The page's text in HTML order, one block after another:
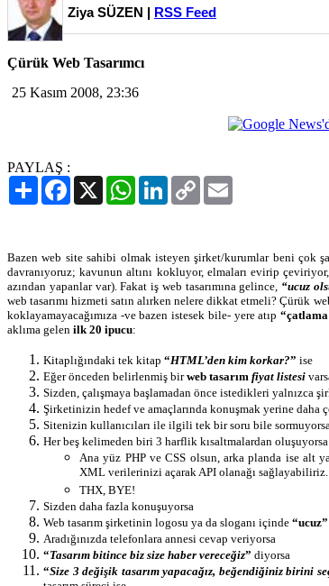
Ziya SÜZEN | RSS Feed
Çürük Web Tasarımcı
25 Kasım 2008, 23:36
PAYLAŞ :
PaylaşFacebook
X WhatsAppLinkedIn
Copy
Link
Bazen web site sahibi olmak isteyen şirket/kurumlar beni çok
davranıyoruz; kavunun altını kokluyor, elmaları evirip
azından yapanlar var). Fakat iş web tasarımına gelince, “ucuz
web tasarımı hizmeti satın alırken nelere dikkat etmeli? Çürük
koklayamayacağımıza -ve bazen istesek bile- yere atıp
aklıma gelen ilk 20 ipucu:
Kitaplığındaki tek kitap “HTML’den kim korkar?” ise
Eğer önceden belirlenmiş birweb tasarım fiyat listesi
Sizden, çalışmaya başlamadan önce istedikleri yalnızca
Şirketinizin hedef ve amaçlarında konuşmak yerine
Sitenizin kullanıcıları ile ilgili tek bir soru bile
Her beş kelimeden biri 3 harflik kısaltmalardan oluşuyorsa
Ana yüz PHP ve CSS olsun, arka planda ise alt
XML verilerinizi açarak API olanağı
THX, BYE!
Sizden daha fazla konuşuyorsa
Web tasarım şirketinin logosu ya da sloganı içinde “ucuz”
Aradığınızda telefonlara annesi cevap veriyorsa
“Tasarım bitince biz size haber vereceğiz” diyorsa
“Size 3 değişik tasarım yapacağız, beğendiğiniz birini